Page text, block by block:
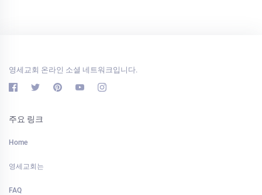
영세교회 온라인 소셜 네트워크입니다.
주요 링크
Home
영세교회는
FAQ